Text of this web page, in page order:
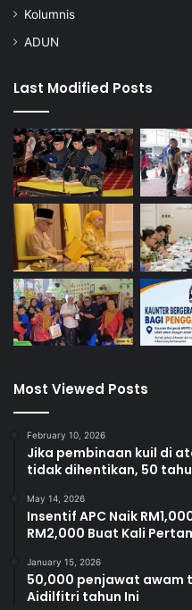
Kolumnis
ADUN
Last Modified Posts
Most Viewed Posts
February 10, 2026
Jika pembinaan kuil di
tidak dihentikan, 50
May 14, 2026
Insentif APC Naik
RM2,000 Buat Kali
January 15, 2026
50,000 penjawat awam
Aidilfitri tahun Ini